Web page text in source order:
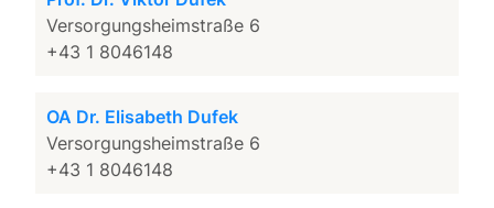
Versorgungsheimstraße 6
+43 1 8046148
OA Dr. Elisabeth Dufek
Versorgungsheimstraße 6
+43 1 8046148